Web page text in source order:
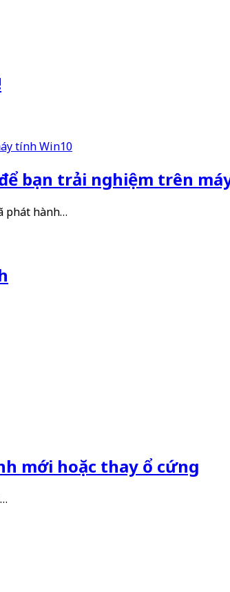
bạn trải nghiệm trên
phát hành…
mới hoặc thay ổ cứng